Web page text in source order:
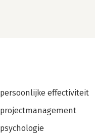
persoonlijke effectiviteit
projectmanagement
psychologie